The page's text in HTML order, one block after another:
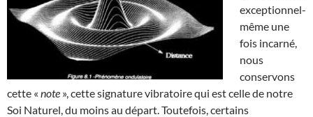
exceptionnel-
même une
fois incarné,
nous
conservons
cette « note », cette signature vibratoire qui est celle de notre
Soi Naturel, du moins au départ. Toutefois, certains